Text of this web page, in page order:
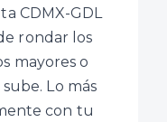
CDMX-GDL
rondar los
mayores o
Lo más
con tu